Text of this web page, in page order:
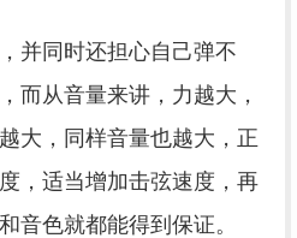
并同时还担心自己弹不
而从音量来讲，力越大，
大，同样音量也越大，正
，适当增加击弦速度，再
音色就都能得到保证。